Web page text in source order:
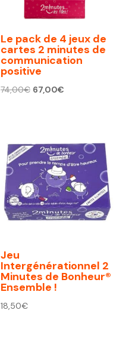
Le pack de 4 jeux de
cartes 2 minutes de
communication
positive
74,00€ Le
74,00€.
67,00€Le
67,00€.
Jeu
Intergénérationnel 2
Minutes de Bonheur®
Ensemble !
18,50€